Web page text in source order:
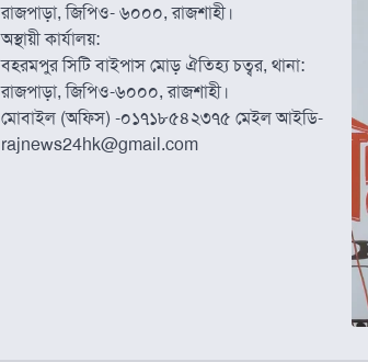
রাজপাড়া, জিপিও- ৬০০০, রাজশাহী।
অস্থায়ী কার্যালয়:
বহরমপুর সিটি বাইপাস মোড় ঐতিহ্য চত্বর, থানা:
রাজপাড়া, জিপিও-৬০০০, রাজশাহী।
মোবাইল (অফিস) -০১৭১৮৫৪২৩৭৫ মেইল আইডি-
rajnews24hk@gmail.com